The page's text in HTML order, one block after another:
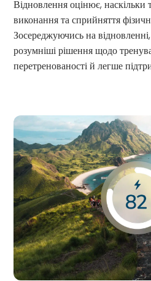
Відновлення оцінює, наскільки
виконання та сприйняття
Зосереджуючись на
розумніші рішення щодо
перетренованості й легше